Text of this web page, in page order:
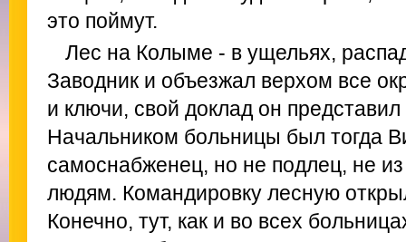
это поймут.
Лес на Колыме - в ущельях,
Заводник и объезжал верхом все
и ключи, свой доклад он
Начальником больницы был тогда
самоснабженец, но не подлец, не из
людям. Командировку лесную
Конечно, тут, как и во всех